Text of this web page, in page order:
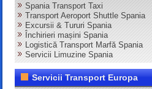
Spania Transport Taxi
Transport Aeroport Shuttle Spania
Excursii & Tururi Spania
Închirieri mașini Spania
Logistică Transport Marfă Spania
Servicii Limuzine Spania
Servicii Transport Europa